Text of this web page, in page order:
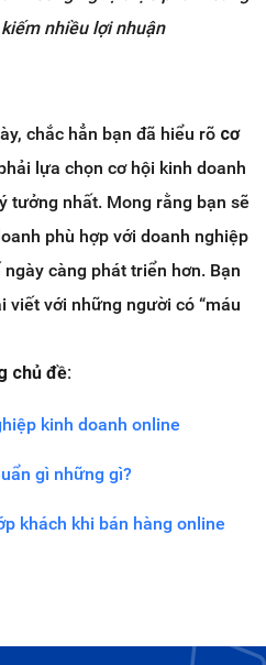
nhiều lợi nhuận
chắc hẳn bạn đã hiểu rõ cơ
lựa chọn cơ hội kinh doanh
tưởng nhất. Mong rằng bạn sẽ
phù hợp với doanh nghiệp
càng phát triển hơn. Bạn
viết với những người có “máu
chủ đề:
kinh doanh online
gì những gì?
khách khi bán hàng online